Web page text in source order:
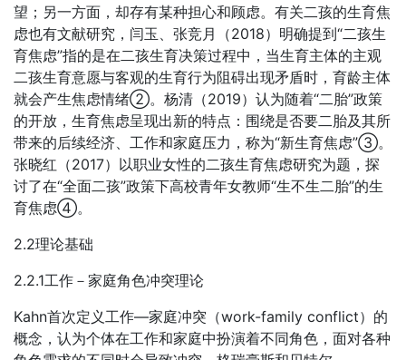
望；另一方面，却存有某种担心和顾虑。有关二孩的生育焦
虑也有文献研究，闫玉、张竞月（2018）明确提到“二孩生
育焦虑”指的是在二孩生育决策过程中，当生育主体的主观
二孩生育意愿与客观的生育行为阻碍出现矛盾时，育龄主体
就会产生焦虑情绪②。杨清（2019）认为随着“二胎”政策
的开放，生育焦虑呈现出新的特点：围绕是否要二胎及其所
带来的后续经济、工作和家庭压力，称为“新生育焦虑”③。
张晓红（2017）以职业女性的二孩生育焦虑研究为题，探
讨了在“全面二孩”政策下高校青年女教师“生不生二胎”的生
育焦虑④。
2.2理论基础
2.2.1工作－家庭角色冲突理论
Kahn首次定义工作—家庭冲突（work-family conflict）的
概念，认为个体在工作和家庭中扮演着不同角色，面对各种